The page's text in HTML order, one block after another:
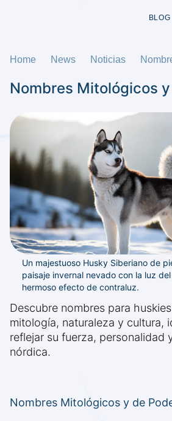
BLOG
Home News Noticias
Nombres Mitológicos
Un majestuoso Husky Siberiano de
paisaje invernal nevado con la luz
hermoso efecto de contraluz.
Descubre nombres para
mitología, naturaleza y cultura,
reflejar su fuerza, personalidad
nórdica.
Nombres Mitológicos y de